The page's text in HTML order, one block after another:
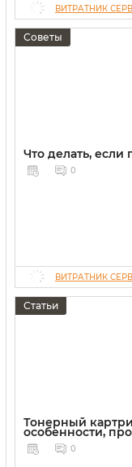
ВИТРАТНИК
Советы
Что делать, если
0
ВИТРАТНИК
Статьи
Тонерный
особенности,
0